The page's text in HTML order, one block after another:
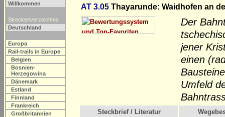
Willkommen
Streckenverzeichnis
Deutschland
Europa
Rail-trails in Europe
Belgien
Bosnien-
Herzegowina
Dänemark
Estland
Finnland
Frankreich
Großbritannien
AT 3.05 Thayarunde: Waidhofen an
Der
jener
einen
Umfeld
Steckbrief / Literatur